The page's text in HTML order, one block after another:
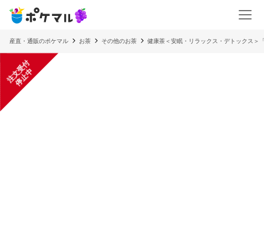
産直・通販のポケマル お茶 その他のお茶 健康茶＜安眠・リラックス・デトックス＞
注
文
受
付
停
止
中